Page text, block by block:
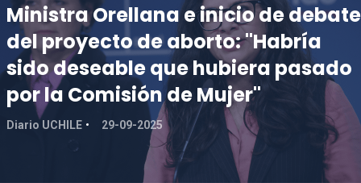
Ministra Orellana e inicio de debate
del proyecto de aborto: "Habría
sido deseable que hubiera pasado
por la Comisión de Mujer"
Diario UCHILE 29-09-2025